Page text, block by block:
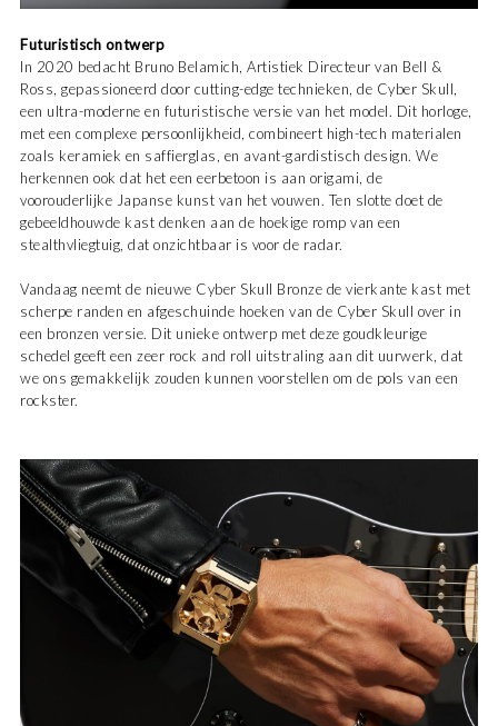
Futuristisch ontwerp
In 2020 bedacht Bruno Belamich, Artistiek Directeur van Bell &
Ross, gepassioneerd door cutting-edge technieken, de Cyber Skull,
een ultra-moderne en futuristische versie van het model. Dit horloge,
met een complexe persoonlijkheid, combineert high-tech materialen
zoals keramiek en saffierglas, en avant-gardistisch design. We
herkennen ook dat het een eerbetoon is aan origami, de
voorouderlijke Japanse kunst van het vouwen. Ten slotte doet de
gebeeldhouwde kast denken aan de hoekige romp van een
stealthvliegtuig, dat onzichtbaar is voor de radar.
Vandaag neemt de nieuwe Cyber Skull Bronze de vierkante kast met
scherpe randen en afgeschuinde hoeken van de Cyber Skull over in
een bronzen versie. Dit unieke ontwerp met deze goudkleurige
schedel geeft een zeer rock and roll uitstraling aan dit uurwerk, dat
we ons gemakkelijk zouden kunnen voorstellen om de pols van een
rockster.